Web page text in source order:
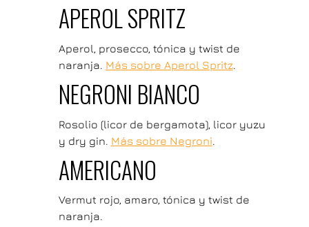
APEROL SPRITZ
Aperol, prosecco, tónica y twist de
naranja. Más sobre Aperol Spritz.
NEGRONI BIANCO
Rosolio (licor de bergamota), licor yuzu
y dry gin. Más sobre Negroni
AMERICANO
Vermut rojo, amaro, tónica y twist de
naranja.